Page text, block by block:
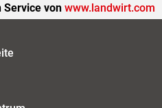
Service von www.landwirt.com